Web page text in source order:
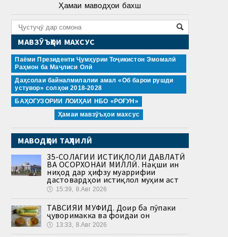
Ҳамаи маводҳои бахш
МАВЗӮЪҲОИ МАХСУС
Паёми Президенти Ҷумҳурии Тоҷикистон Эмомалӣ
Раҳмон ба Маҷлиси Олӣ
Даҳсолаи байналмилалии амал «Об барои рушди
устувор» солҳои 2018-2028
БАҲОГУЗОРИИ ЛОИҲАИ НБО «РОҒУН»
Ҳамаи мавзӯъҳои махсус
МАВОДҲОИ ТАҲЛИЛӢ
35-СОЛАГИИ ИСТИҚЛОЛИ ДАВЛАТӢ
ВА ОСОРХОНАИ МИЛЛӢ. Нақши ин
ниҳод дар ҳифзу муаррифии
дастовардҳои истиқлол муҳим аст
🕔 15:39, 8.Авг 2026
ТАВСИЯИ МУФИД. Доир ба пӯпаки
ҷуворимакка ва фоидаи он
🕔 13:33, 8.Авг 2026